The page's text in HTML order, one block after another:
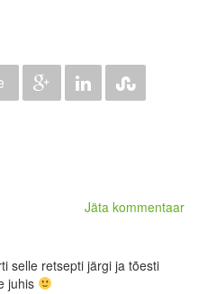
Jäta kommentaar
selle retsepti järgi ja tõesti
juhis